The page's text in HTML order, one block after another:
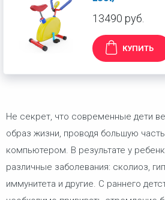
13490 руб.
КУПИТЬ
Не секрет, что современные дети
образ жизни, проводя большую
компьютером. В результате у
различные заболевания: сколиоз,
иммунитета и другие. С раннего